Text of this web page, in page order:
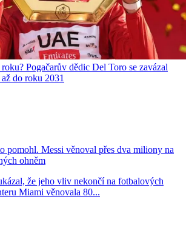
Pogačarův dědic Del Toro se zavázal
do roku 2031
pomohl. Messi věnoval přes dva miliony na
ohněm
že jeho vliv nekončí na fotbalových
Miami věnovala 80...